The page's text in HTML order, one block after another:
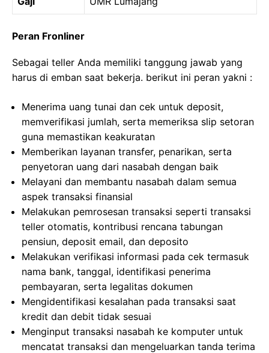
Peran Fronliner
Sebagai teller Anda memiliki tanggung jawab yang
harus di emban saat bekerja. berikut ini peran yakni :
Menerima uang tunai dan cek untuk deposit,
memverifikasi jumlah, serta memeriksa slip setoran
guna memastikan keakuratan
Memberikan layanan transfer, penarikan, serta
penyetoran uang dari nasabah dengan baik
Melayani dan membantu nasabah dalam semua
aspek transaksi finansial
Melakukan pemrosesan transaksi seperti transaksi
teller otomatis, kontribusi rencana tabungan
pensiun, deposit email, dan deposito
Melakukan verifikasi informasi pada cek termasuk
nama bank, tanggal, identifikasi penerima
pembayaran, serta legalitas dokumen
Mengidentifikasi kesalahan pada transaksi saat
kredit dan debit tidak sesuai
Menginput transaksi nasabah ke komputer untuk
mencatat transaksi dan mengeluarkan tanda terima